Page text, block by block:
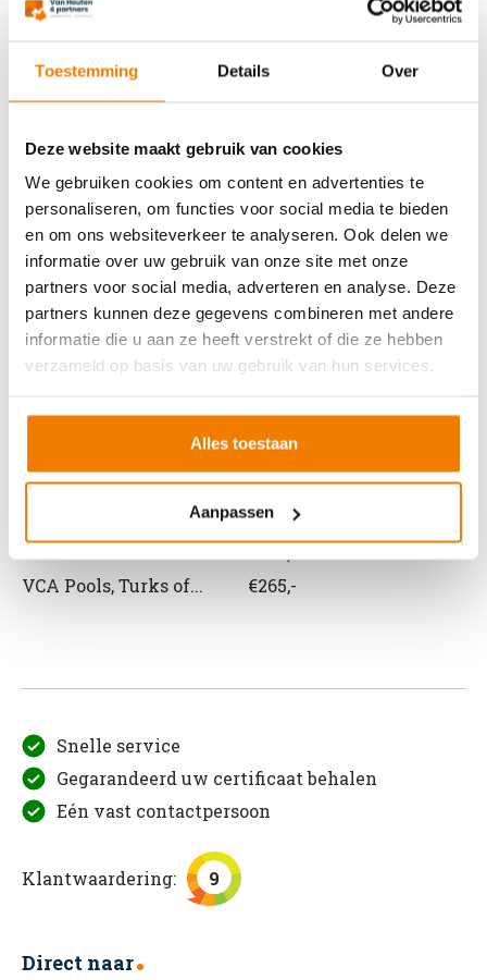
Toestemming Details Over
Deze website maakt gebruik van cookies
We gebruiken cookies om content en advertenties te
personaliseren, om functies voor social media te bieden
en om ons websiteverkeer te analyseren. Ook delen we
informatie over uw gebruik van onze site met onze
partners voor social media, adverteren en analyse. Deze
partners kunnen deze gegevens combineren met andere
informatie die u aan ze heeft verstrekt of die ze hebben
verzameld op basis van uw gebruik van hun services.
Alles toestaan
Aanpassen
BHV basisopleiding
v.a. €245,-
BHV herhaling
Arbo en Veiligheid
Prijs
Werken met vorkhef- en reachtruck
v.a. €250,-
Werken met een hoogwerker
v.a. €250,-
Veilig aanslaan van lasten
v.a. €250,-
Veilig werken langs de weg
v.a. €250,-
VCA andere taal
Prijs
VCA Pools, Turks of...
€265,-
Snelle service
Gegarandeerd uw certificaat behalen
Eén vast contactpersoon
Klantwaardering: 9
Direct naar